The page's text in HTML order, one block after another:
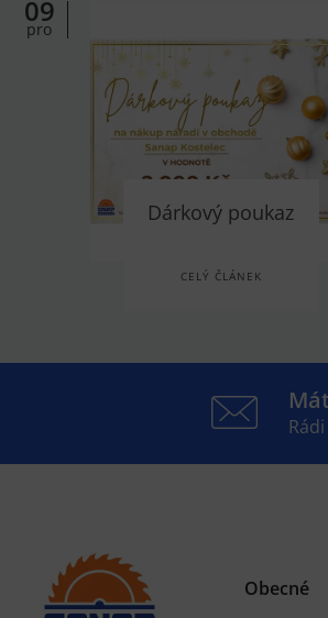
09
pro
Dárkový poukaz
CELÝ ČLÁNEK
Obecné